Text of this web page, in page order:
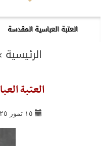
العتبة العباسية المقدسة
الرئيسية
العتبة
١٥ تموز ٢٠٢٥ ٢٠:٥٦